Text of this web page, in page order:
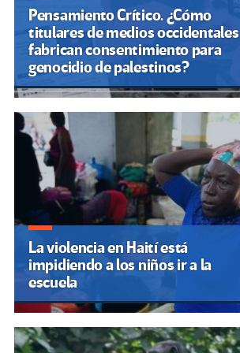
Pensamiento Crítico. ¿Cómo
titulares de medios occidentales
fabrican consentimiento para
genocidio de palestinos?
La violencia en Haití está
impidiendo a los niños ir a la
escuela